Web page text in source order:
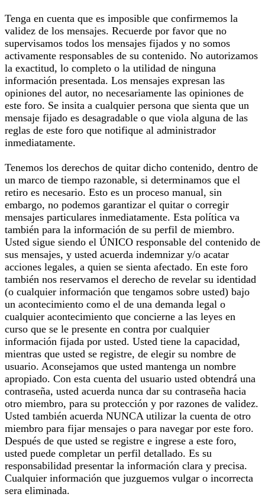
Tenga en cuenta que es imposible que confirmemos la
validez de los mensajes. Recuerde por favor que no
supervisamos todos los mensajes fijados y no somos
activamente responsables de su contenido. No autorizamos
la exactitud, lo completo o la utilidad de ninguna
información presentada. Los mensajes expresan las
opiniones del autor, no necesariamente las opiniones de
este foro. Se insita a cualquier persona que sienta que un
mensaje fijado es desagradable o que viola alguna de las
reglas de este foro que notifique al administrador
inmediatamente.
Tenemos los derechos de quitar dicho contenido, dentro de
un marco de tiempo razonable, si determinamos que el
retiro es necesario. Esto es un proceso manual, sin
embargo, no podemos garantizar el quitar o corregir
mensajes particulares inmediatamente. Esta política va
también para la información de su perfil de miembro.
Usted sigue siendo el ÚNICO responsable del contenido de
sus mensajes, y usted acuerda indemnizar y/o acatar
acciones legales, a quien se sienta afectado. En este foro
también nos reservamos el derecho de revelar su identidad
(o cualquier información que tengamos sobre usted) bajo
un acontecimiento como el de una demanda legal o
cualquier acontecimiento que concierne a las leyes en
curso que se le presente en contra por cualquier
información fijada por usted. Usted tiene la capacidad,
mientras que usted se registre, de elegir su nombre de
usuario. Aconsejamos que usted mantenga un nombre
apropiado. Con esta cuenta del usuario usted obtendrá una
contraseña, usted acuerda nunca dar su contraseña hacia
otro miembro, para su protección y por razones de validez.
Usted también acuerda NUNCA utilizar la cuenta de otro
miembro para fijar mensajes o para navegar por este foro.
Después de que usted se registre e ingrese a este foro,
usted puede completar un perfil detallado. Es su
responsabilidad presentar la información clara y precisa.
Cualquier información que juzguemos vulgar o incorrecta
sera eliminada.